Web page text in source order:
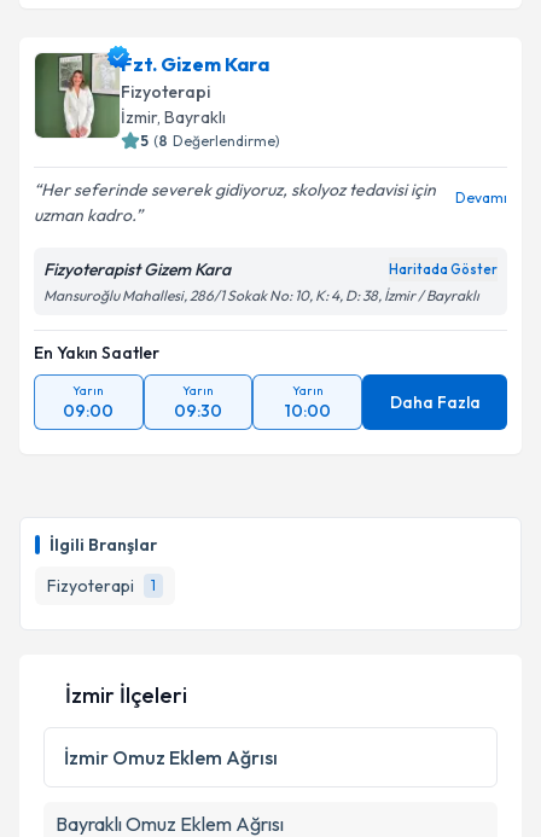
İlgili Branşlar
Fizyoterapi
1
Fzt. Gizem Kara
Fizyoterapi
İzmir, Bayraklı
5 (8 Değerlendirme)
Her seferinde severek gidiyoruz, skolyoz tedavisi için
uzman kadro.
Devamı
Fizyoterapist Gizem Kara Haritada Göster
Mansuroğlu Mahallesi, 286/1 Sokak No: 10, K: 4, D: 38, İzmir / Bayraklı
En Yakın Saatler
Yarın
09:00
Yarın
09:30
Yarın
10:00 Daha Fazla
İzmir İlçeleri
İzmir Omuz Eklem Ağrısı
BayraklıOmuz Eklem Ağrısı